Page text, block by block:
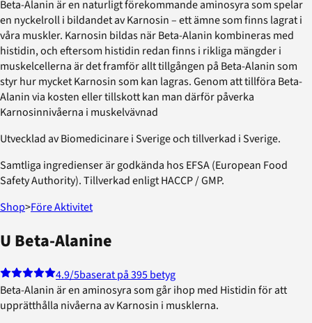
Beta-Alanin är en naturligt förekommande aminosyra som spelar
en nyckelroll i bildandet av Karnosin – ett ämne som finns lagrat i
våra muskler. Karnosin bildas när Beta-Alanin kombineras med
histidin, och eftersom histidin redan finns i rikliga mängder i
muskelcellerna är det framför allt tillgången på Beta-Alanin som
styr hur mycket Karnosin som kan lagras. Genom att tillföra Beta-
Alanin via kosten eller tillskott kan man därför påverka
Karnosinnivåerna i muskelvävnad
Utvecklad av Biomedicinare i Sverige och tillverkad i Sverige.
Samtliga ingredienser är godkända hos EFSA (European Food
Safety Authority). Tillverkad enligt HACCP / GMP.
Shop>Före Aktivitet
U Beta-Alanine
4.9/5baserat på 395 betyg
Beta-Alanin är en aminosyra som går ihop med Histidin för att
upprätthålla nivåerna av Karnosin i musklerna.